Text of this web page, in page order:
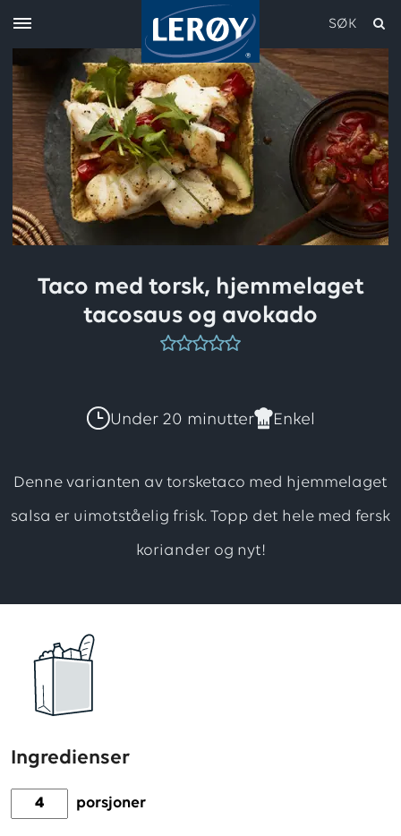
SØK
Taco med torsk, hjemmelaget
tacosaus og avokado
Denne
har
ingen
Vær
den
Under 20 minutter Enkel
Denne varianten av torsketaco med hjemmelaget
salsa er uimotståelig frisk. Topp det hele med fersk
koriander og nyt!
Ingredienser
porsjoner